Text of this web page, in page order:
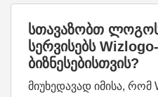
სთავაზობთ
სერვისებს
ბიზნესებისთვის?
მიუხედავად იმისა, რომ